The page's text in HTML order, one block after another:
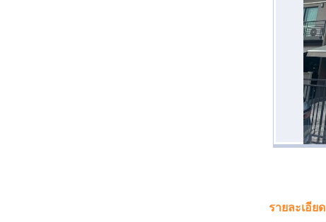
รายละเอียด